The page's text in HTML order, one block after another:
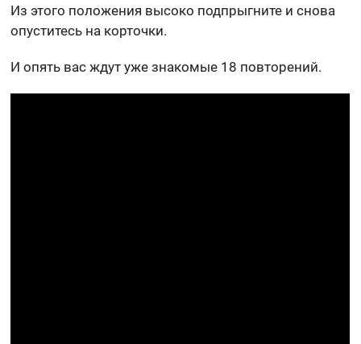
Из этого положения высоко подпрыгните и снова
опуститесь на корточки.
И опять вас ждут уже знакомые 18 повторений.